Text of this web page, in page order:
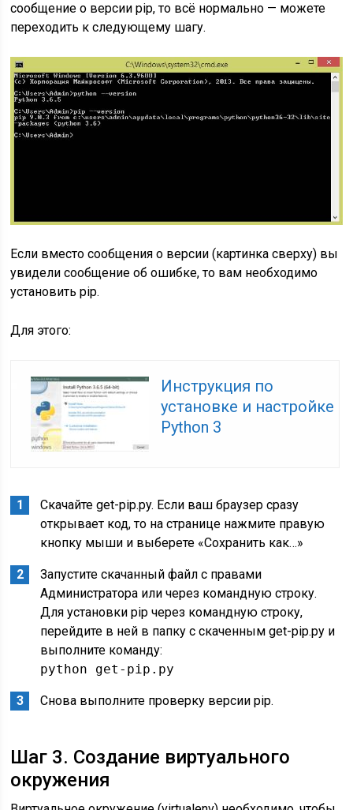
сообщение о версии pip, то всё нормально — можете
переходить к следующему шагу.
Если вместо сообщения о версии (картинка сверху) вы
увидели сообщение об ошибке, то вам необходимо
установить pip.
Для этого:
Инструкция по
установке и настройке
Python 3
Скачайте get-pip.py. Если ваш браузер сразу
открывает код, то на странице нажмите правую
кнопку мыши и выберете «Сохранить как…»
Запустите скачанный файл с правами
Администратора или через командную строку.
Для установки pip через командную строку,
перейдите в ней в папку с скаченным get-pip.py и
выполните команду:
python get-pip.py
Снова выполните проверку версии pip.
Шаг 3. Создание виртуального
окружения